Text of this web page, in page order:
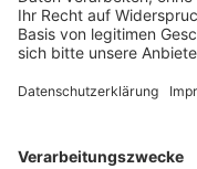
Ein ähnlicher Vorfall
10:40 Uhr auf der
bedrängten drei
stahlen dessen